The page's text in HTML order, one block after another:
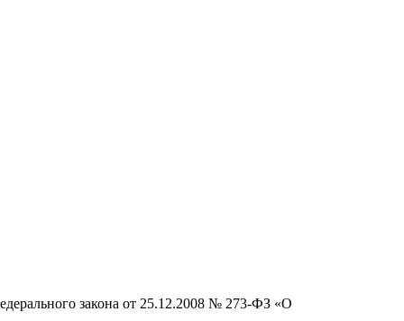
закона от 25.12.2008 № 273-ФЗ «О